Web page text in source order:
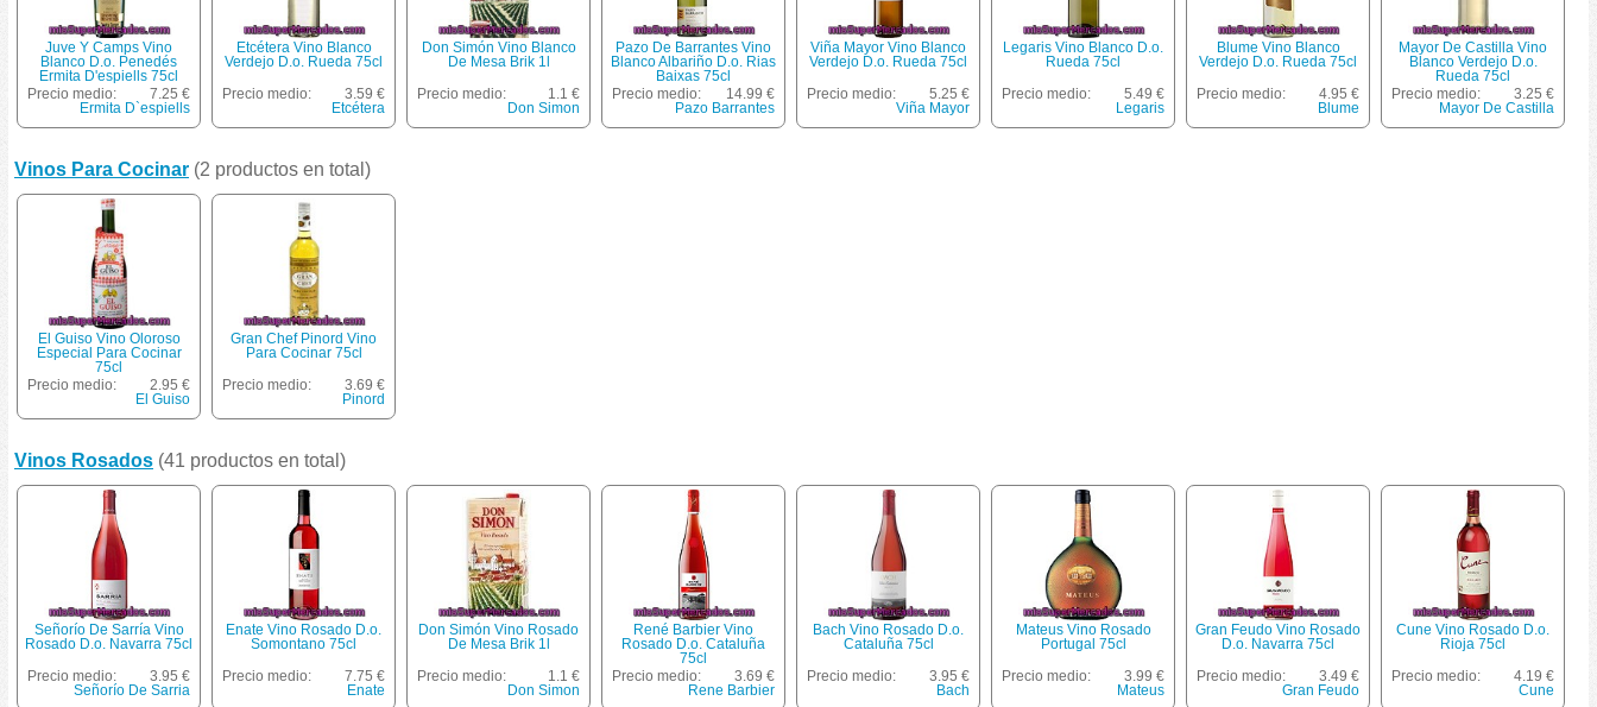
Juve Y Camps Vino
Blanco D.o. Penedés
Ermita D'espiells 75cl
Precio medio:
7.25 €
Ermita D`espiells
Etcétera Vino Blanco
Verdejo D.o. Rueda 75cl
Precio medio:
3.59 €
Etcétera
Don Simón Vino Blanco
De Mesa Brik 1l
Precio medio:
1.1 €
Don Simon
Pazo De Barrantes Vino
Blanco Albariño D.o. Rias
Baixas 75cl
Precio medio:
14.99 €
Pazo Barrantes
Viña Mayor Vino Blanco
Verdejo D.o. Rueda 75cl
Precio medio:
5.25 €
Viña Mayor
Legaris Vino Blanco D.o.
Rueda 75cl
Precio medio:
5.49 €
Legaris
Blume Vino Blanco
Verdejo D.o. Rueda 75cl
Precio medio:
4.95 €
Blume
Mayor De Castilla Vino
Blanco Verdejo D.o.
Rueda 75cl
Precio medio:
3.25 €
Mayor De Castilla
Vinos Para Cocinar (2 productos en total)
El Guiso Vino Oloroso
Especial Para Cocinar
75cl
Precio medio:
2.95 €
El Guiso
Gran Chef Pinord Vino
Para Cocinar 75cl
Precio medio:
3.69 €
Pinord
Vinos Rosados (41 productos en total)
Señorío De Sarría Vino
Rosado D.o. Navarra 75cl
Precio medio:
3.95 €
Señorío De Sarria
Enate Vino Rosado D.o.
Somontano 75cl
Precio medio:
7.75 €
Enate
Don Simón Vino Rosado
De Mesa Brik 1l
Precio medio:
1.1 €
Don Simon
René Barbier Vino
Rosado D.o. Cataluña
75cl
Precio medio:
3.69 €
Rene Barbier
Bach Vino Rosado D.o.
Cataluña 75cl
Precio medio:
3.95 €
Bach
Mateus Vino Rosado
Portugal 75cl
Precio medio:
3.99 €
Mateus
Gran Feudo Vino Rosado
D.o. Navarra 75cl
Precio medio:
3.49 €
Gran Feudo
Cune Vino Rosado D.o.
Rioja 75cl
Precio medio:
4.19 €
Cune